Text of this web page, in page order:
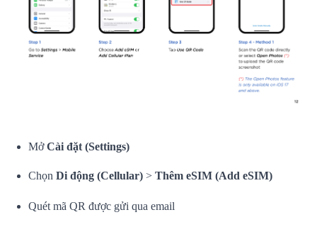
MởCài đặt (Settings)
Chọn Di động (Cellular) > Thêm eSIM (Add eSIM)
Quét mã QR được gửi qua email